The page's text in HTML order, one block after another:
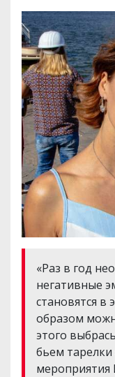
«Раз в год
негативные
становятся в
образом
этого
бьем тарелки
мероприятия